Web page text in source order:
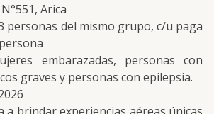
Arica
personas del mismo grupo, c/u paga
embarazadas, personas con
graves y personas con epilepsia.